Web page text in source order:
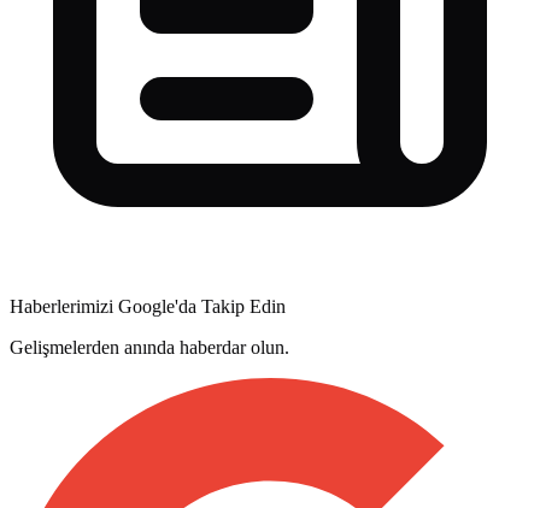
Haberlerimizi Google'da Takip Edin
Gelişmelerden anında haberdar olun.